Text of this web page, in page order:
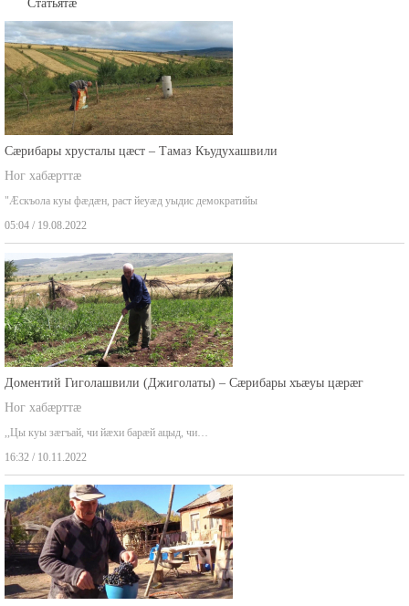
Статьятæ
Сæрибары хрусталы цæст – Тамаз Къудухашвили
Ног хабæрттæ
"Æскъола куы фæдæн, раст йеуæд уыдис демократийы
05:04 / 19.08.2022
Доментий Гиголашвили (Джиголаты) – Сæрибары хъæуы цæрæг
Ног хабæрттæ
,,Цы куы зæгъай, чи йæхи барæй ацыд, чи…
16:32 / 10.11.2022